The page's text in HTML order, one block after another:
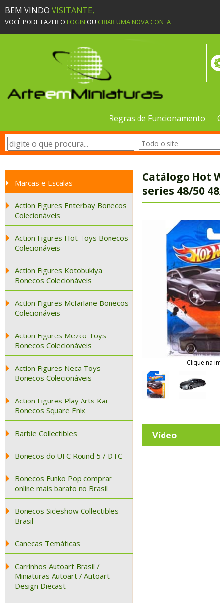
BEM VINDO VISITANTE,
VOCÊ PODE FAZER O LOGIN OU CRIAR UMA NOVA CONTA
Regras de Funcionamento
Marcas e Escalas
Action Figures Enterbay Bonecos
Colecionáveis
Action Figures Hot Toys Bonecos
Colecionáveis
Action Figures Kotobukiya
Bonecos Colecionáveis
Action Figures Mcfarlane Bonecos
Colecionáveis
Action Figures Mezco Toys
Bonecos Colecionáveis
Action Figures Neca Toys
Bonecos Colecionáveis
Action Figures Play Arts Kai
Bonecos Square Enix
Barbie Collectibles
Bonecos do UFC Round 5 / DTC
Bonecos Funko Pop comprar
online mais barato no Brasil
Bonecos Sideshow Collectibles
Brasil
Canecas Temáticas
Carrinhos Autoart Brasil /
Miniaturas Autoart / Autoart
Design Diecast
Catálogo Hot
series 48/50
Clique na
Vídeo